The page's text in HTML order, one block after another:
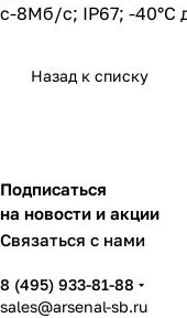
с-8Мб/с; IP67; -40°C
Назад к списку
Подписаться
на новости и акции
Связаться с нами
8 (495) 933-81-88
sales@arsenal-sb.ru